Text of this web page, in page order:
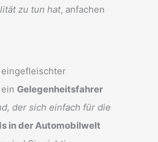
zu tun hat, anfachen
eingefleischter
ein Gelegenheitsfahrer
der sich einfach für die
in der Automobilwelt